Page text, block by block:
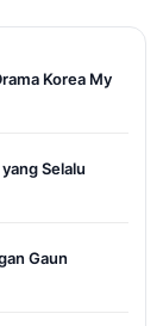
Korea My
Selalu
Gaun